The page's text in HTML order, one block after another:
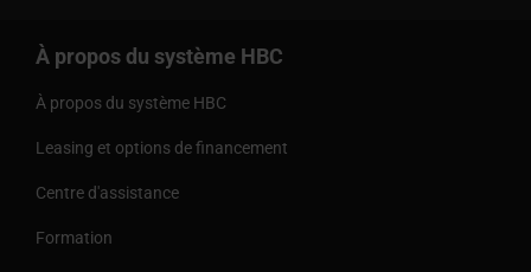
À propos du système HBC
À propos du système HBC
Leasing et options de financement
Centre d'assistance
Formation